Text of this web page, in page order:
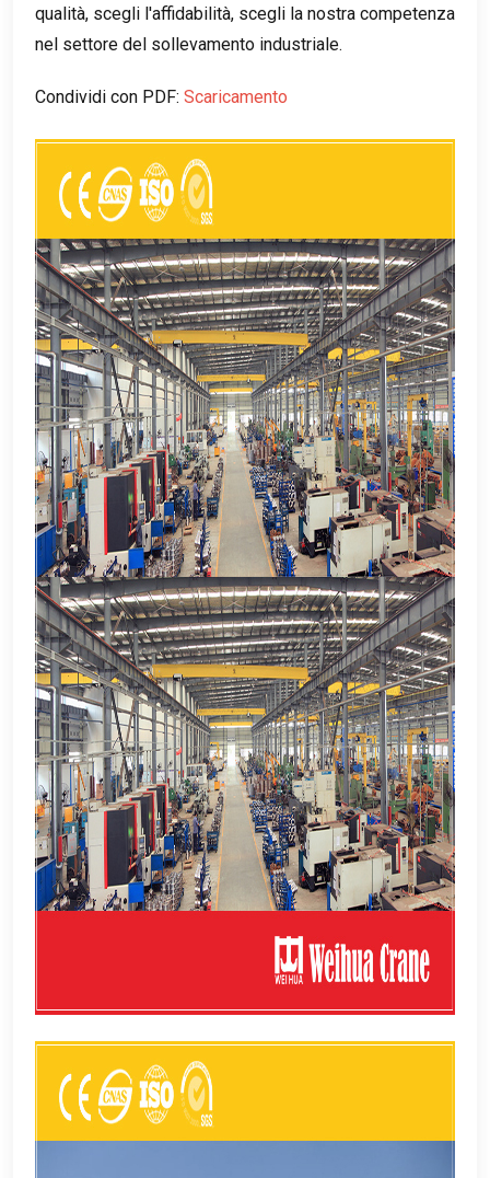
qualità, scegli l'affidabilità, scegli la nostra competenza
nel settore del sollevamento industriale.
Condividi con PDF: Scaricamento